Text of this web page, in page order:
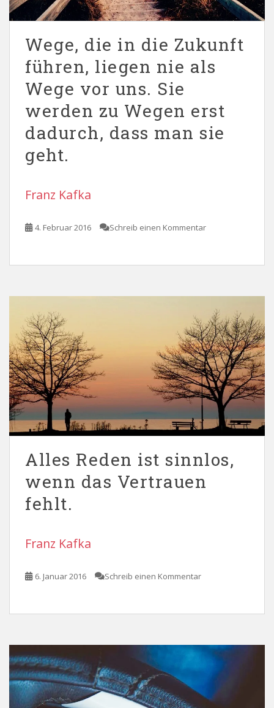
Wege, die in die Zukunft
führen, liegen nie als
Wege vor uns. Sie
werden zu Wegen erst
dadurch, dass man sie
geht.
Franz Kafka
4. Februar 2016 Schreib einen Kommentar
Alles Reden ist sinnlos,
wenn das Vertrauen
fehlt.
Franz Kafka
6. Januar 2016 Schreib einen Kommentar